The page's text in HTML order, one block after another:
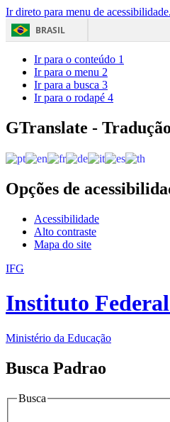
Ir direto para menu de acessibilidade.
BRASIL
Ir para o conteúdo 1
Ir para o menu 2
Ir para a busca 3
Ir para o rodapé 4
GTranslate -
Opções de
Acessibilidade
Alto contraste
Mapa do site
IFG
Instituto
Ministério da Educação
Busca Padrao
Busca